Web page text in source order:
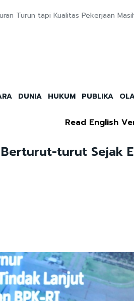
Turun tapi Kualitas Pekerjaan
DUNIA HUKUM PUBLIKA
Read English
turut Sejak